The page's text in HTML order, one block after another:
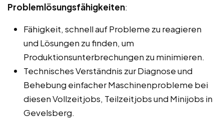
Problemlösungsfähigkeiten:
Fähigkeit, schnell auf Probleme zu reagieren
und Lösungen zu finden, um
Produktionsunterbrechungen zu minimieren.
Technisches Verständnis zur Diagnose und
Behebung einfacher Maschinenprobleme bei
diesen Vollzeitjobs, Teilzeitjobs und Minijobs in
Gevelsberg.